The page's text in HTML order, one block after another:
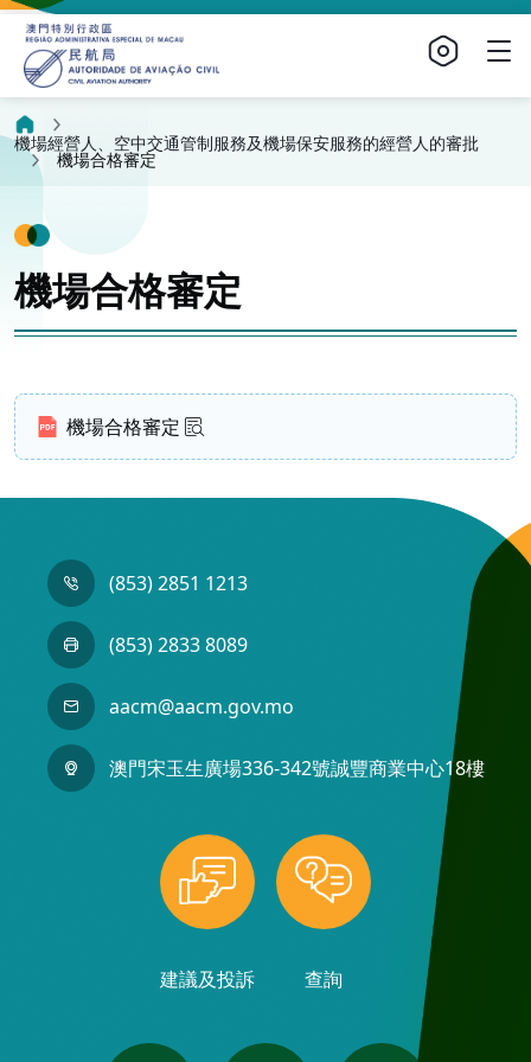
機場經營人、空中交通管制服務及機場保安服務的經營人的審批
機場合格審定
機場合格審定
機場合格審定
(853) 2851 1213
(853) 2833 8089
aacm@aacm.gov.mo
澳門宋玉生廣場336-342號誠豐商業中心18樓
建議及投訴 查詢